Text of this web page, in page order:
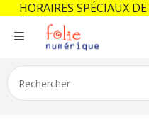
HORAIRES SPÉCIAUX DE